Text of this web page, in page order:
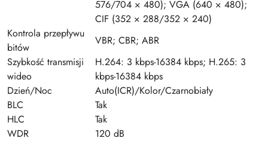
576/704 × 480); VGA (640 × 480);
CIF (352 × 288/352 × 240)
Kontrola przepływu
bitów
VBR; CBR; ABR
Szybkość transmisji
wideo
H.264: 3 kbps-16384 kbps; H.265: 3
kbps-16384 kbps
Dzień/Noc
Auto(ICR)/Kolor/Czarnobiały
BLC
Tak
HLC
Tak
WDR
120 dB